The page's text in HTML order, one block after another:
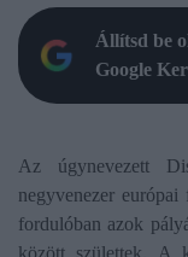
Állítsd be
Google
Az úgynevezett
negyvenezer
fordulóban azok